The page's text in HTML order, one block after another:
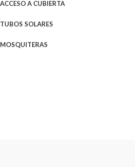
ACCESO A CUBIERTA
TUBOS SOLARES
MOSQUITERAS